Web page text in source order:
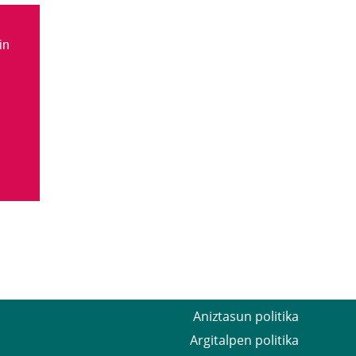
Aniztasun politika
Argitalpen politika